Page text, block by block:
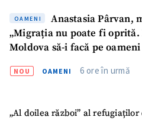
OAMENI
Anastasia Pârvan,
„Migrația nu poate fi
Moldova să-i facă pe
NOU OAMENI 6 ore în urmă
„Al doilea război” al